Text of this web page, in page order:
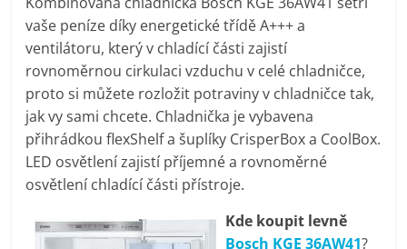
pračky,
televize,
notebooky,
mobilní
vaše peníze díky energetické třídě A+++ a
ventilátoru, který v chladící části zajistí
rovnoměrnou cirkulaci vzduchu v celé chladničce,
proto si můžete rozložit potraviny v chladničce tak,
jak vy sami chcete. Chladnička je vybavena
přihrádkou flexShelf a šuplíky CrisperBox a CoolBox.
LED osvětlení zajistí příjemné a rovnoměrné
osvětlení chladící části přístroje.
Kde koupit levně
Bosch KGE 36AW41?